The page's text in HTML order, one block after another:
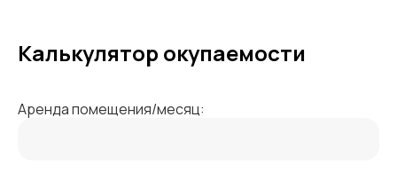
Калькулятор окупаемости
Аренда помещения/месяц: